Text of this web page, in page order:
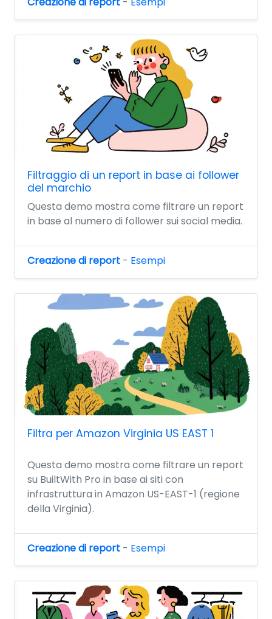
Filtraggio di un report in base ai follower
del marchio
Questa demo mostra come filtrare un report
in base al numero di follower sui social media.
Creazione di report - Esempi
Filtra per Amazon Virginia US EAST 1
Questa demo mostra come filtrare un report
su BuiltWith Pro in base ai siti con
infrastruttura in Amazon US-EAST-1 (regione
della Virginia).
Creazione di report - Esempi